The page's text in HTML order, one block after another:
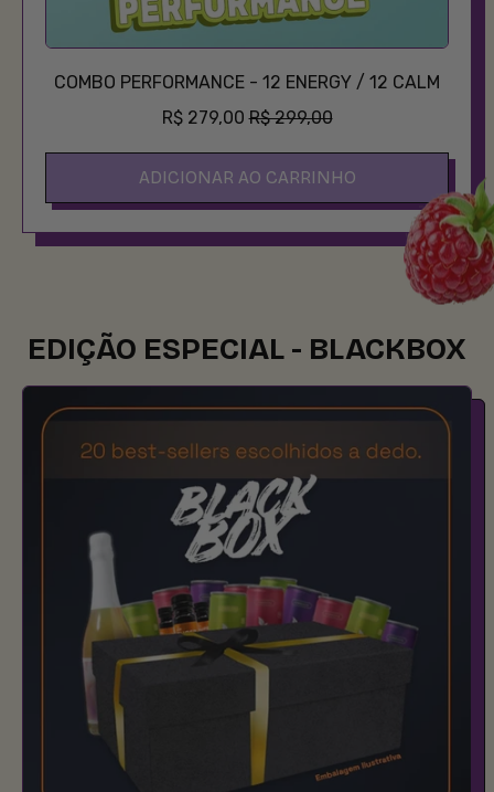
COMBO PERFORMANCE - 12 ENERGY / 12 CALM
R$ 279,00
PREÇO PROMOCIONAL
R$ 299,00
ADICIONAR AO CARRINHO
,
COMBO
Energy
/
12
Calm
EDIÇÃO ESPECIAL - BLACKBOX